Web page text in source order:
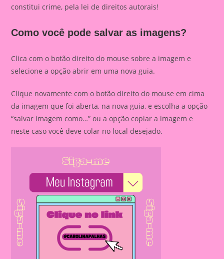
constitui crime, pela lei de direitos autorais!
Como você pode salvar as imagens?
Clica com o botão direito do mouse sobre a imagem e
selecione a opção abrir em uma nova guia.
Clique novamente com o botão direito do mouse em cima
da imagem que foi aberta, na nova guia, e escolha a opção
“salvar imagem como…” ou a opção copiar a imagem e
neste caso você deve colar no local desejado.